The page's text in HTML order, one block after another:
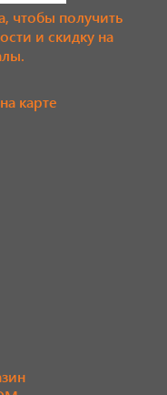
чтобы получить
и скидку на
карте